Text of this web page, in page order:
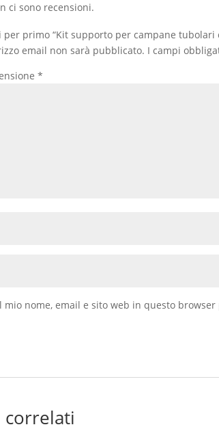
ci sono recensioni.
per primo “Kit supporto per campane tubolari
email non sarà pubblicato. I campi
*
mio nome, email e sito web in questo